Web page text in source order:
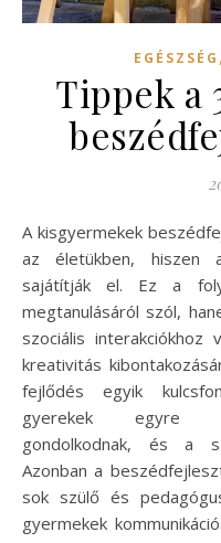
EGÉSZSÉG ,
Tippek a
A kisgyermekek beszédfejlődése rendkívül fontos szakasz
az életükben, hiszen
sajátítják el. Ez a
megtanulásáról szól,
szociális interakciókhoz
kreativitás
fejlődés egyik
gyerekek egyre
gondolkodnak, és a
Azonban a
sok szülő és
gyermekek